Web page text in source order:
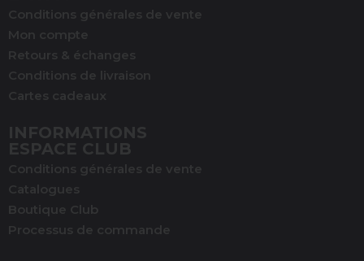
Conditions générales de vente
Mon compte
Retours & échanges
Conditions de livraison
Cartes cadeaux
INFORMATIONS
ESPACE CLUB
Conditions générales de vente
Catalogues
Boutique Club
Processus de commande